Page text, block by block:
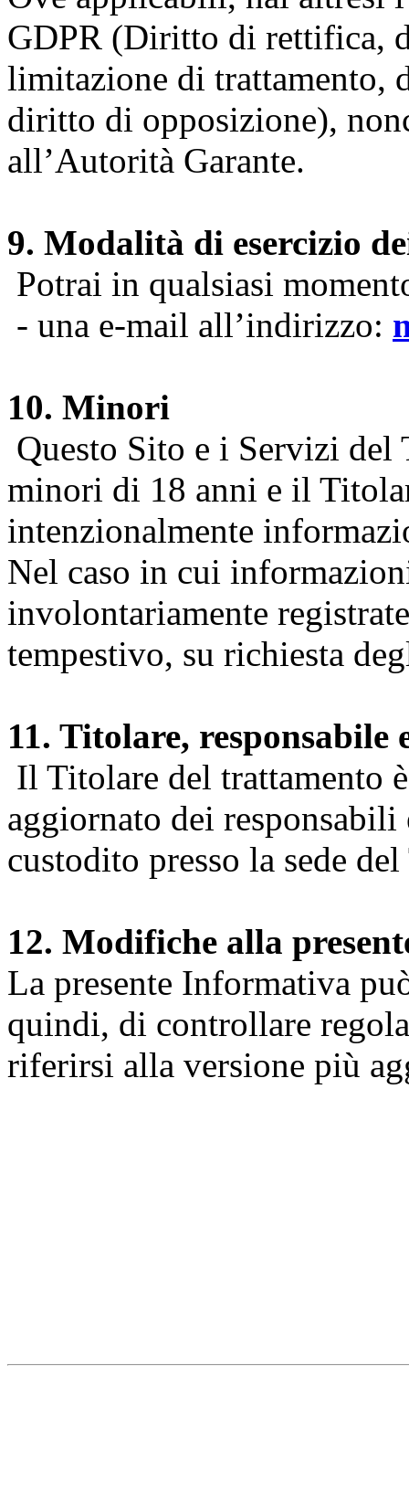
GDPR (Diritto di rettifica,
limitazione di trattamento,
diritto di opposizione),
all’Autorità Garante.
9. Modalità di esercizio
Potrai in qualsiasi
- una e-mail all’indirizzo:
10. Minori
Questo Sito e i Servizi del
minori di 18 anni e il
intenzionalmente
Nel caso in cui
involontariamente
tempestivo, su richiesta
11. Titolare, responsabile
Il Titolare del trattamento
aggiornato dei
custodito presso la sede
12. Modifiche alla
La presente Informativa
quindi, di controllare
riferirsi alla versione più